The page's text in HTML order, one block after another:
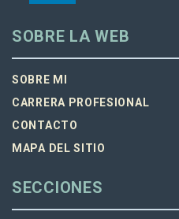
SOBRE LA WEB
SOBRE MI
CARRERA PROFESIONAL
CONTACTO
MAPA DEL SITIO
SECCIONES